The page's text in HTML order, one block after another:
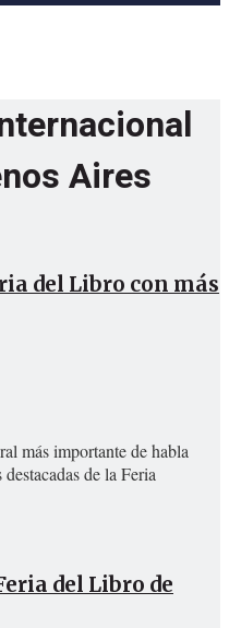
Aires
del Libro con más
más importante de habla
de la Feria
del Libro de